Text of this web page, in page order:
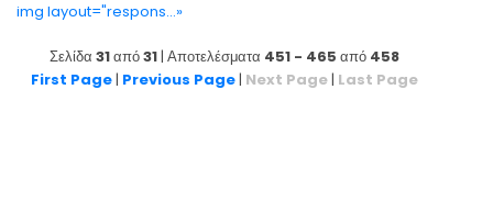
img layout="respons...»
Σελίδα 31από31| Αποτελέσματα 451 - 465 από 458
First Page| Previous Page| Next Page| Last Page